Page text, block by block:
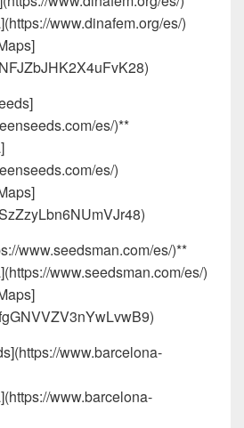
www.dinafem.org/es/)
es/)**
es/)
www.seedsman.com/es/)**
www.seedsman.com/es/)
www.barcelona-
www.barcelona-